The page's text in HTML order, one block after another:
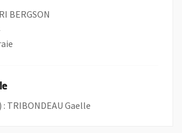
BERGSON
: TRIBONDEAU Gaelle